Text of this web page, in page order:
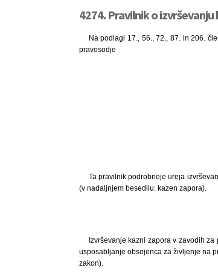
4274. Pravilnik o
Na podlagi 17., 56., 72., 87. in 206.
pravosodje
Ta pravilnik podrobneje ureja
(v nadaljnjem besedilu: kazen zapora).
Izvrševanje kazni zapora v zavodih
usposabljanje obsojenca za življenje na
zakon).